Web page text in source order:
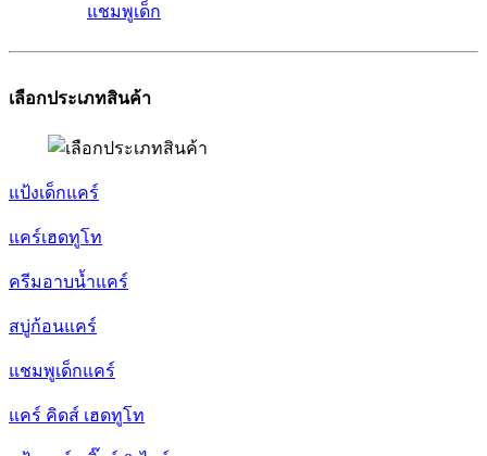
แชมพูเด็ก
เลือกประเภทสินค้า
แป้งเด็กแคร์
แคร์เฮดทูโท
ครีมอาบน้ำแคร์
สบู่ก้อนแคร์
แชมพูเด็กแคร์
แคร์ คิดส์ เฮดทูโท